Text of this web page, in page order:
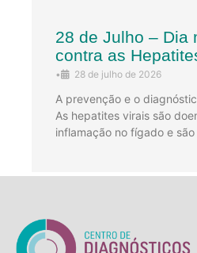
28 de Julho – Dia
contra as
• 28 de julho de 2026
A prevenção e o
As hepatites virais são
inflamação no fígado e